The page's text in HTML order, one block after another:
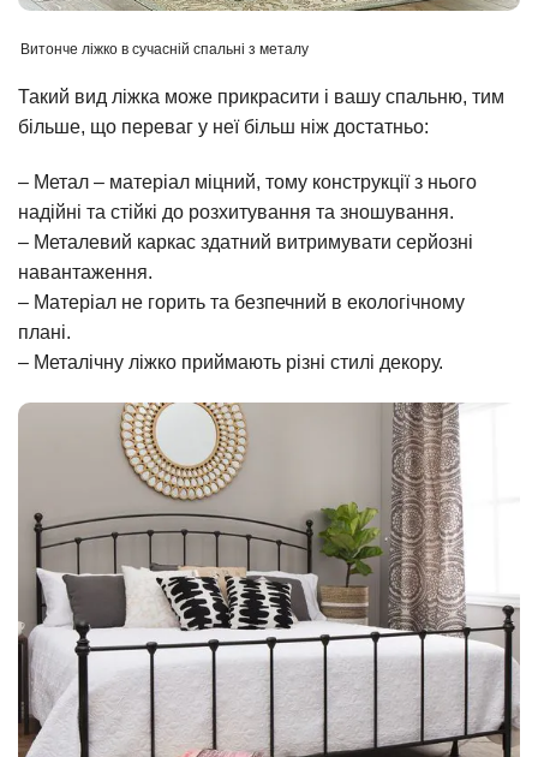
Витонче ліжко в сучасній спальні з металу
Такий вид ліжка може прикрасити і вашу спальню, тим
більше, що переваг у неї більш ніж достатньо:
– Метал – матеріал міцний, тому конструкції з нього
надійні та стійкі до розхитування та зношування.
– Металевий каркас здатний витримувати серйозні
навантаження.
– Матеріал не горить та безпечний в екологічному
плані.
– Металічну ліжко приймають різні стилі декору.